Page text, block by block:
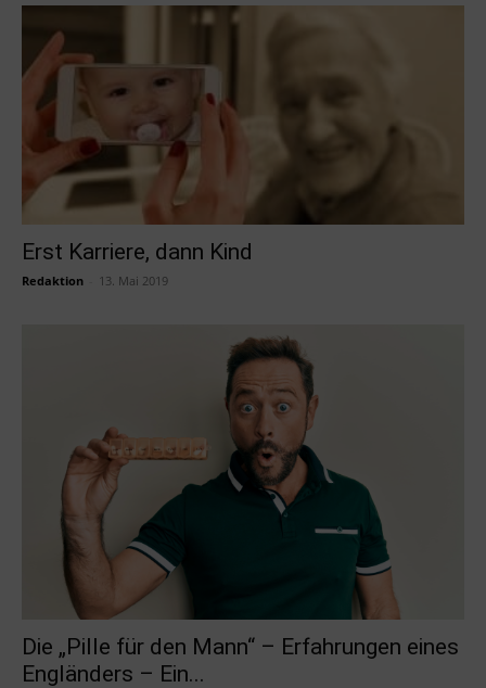
Erst Karriere, dann Kind
Redaktion 13. Mai 2019
Die „Pille für den Mann“ – Erfahrungen eines
Engländers – Ein...